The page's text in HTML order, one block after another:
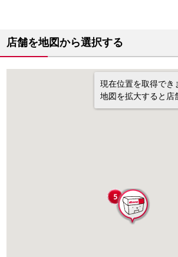
店舗を地図から選択する
現在位置を取得でき
地図を拡大すると店